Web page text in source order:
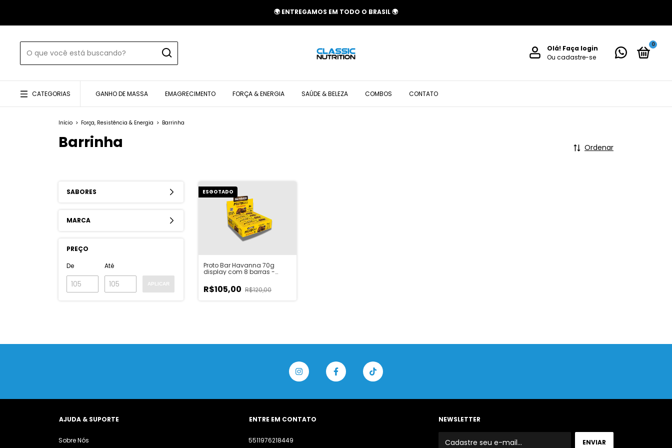
🌍 ENTREGAMOS EM TODO O BRASIL 🌍
Olá! Faça login
Ou cadastre-se
0
CATEGORIAS GANHO DE MASSA EMAGRECIMENTO FORÇA & ENERGIA SAÚDE & BELEZA COMBOS CONTATO
Início > Força, Resistência & Energia > Barrinha
Barrinha Ordenar
SABORES
MARCA
PREÇO
De
Até
APLICAR
ESGOTADO
Proto Bar Havanna 70g
display com 8 barras -
Dulce de Leche - Nutrata
R$105,00 R$120,00
AJUDA & SUPORTE
Sobre Nós
ENTRE EM CONTATO
5511976218449
NEWSLETTER